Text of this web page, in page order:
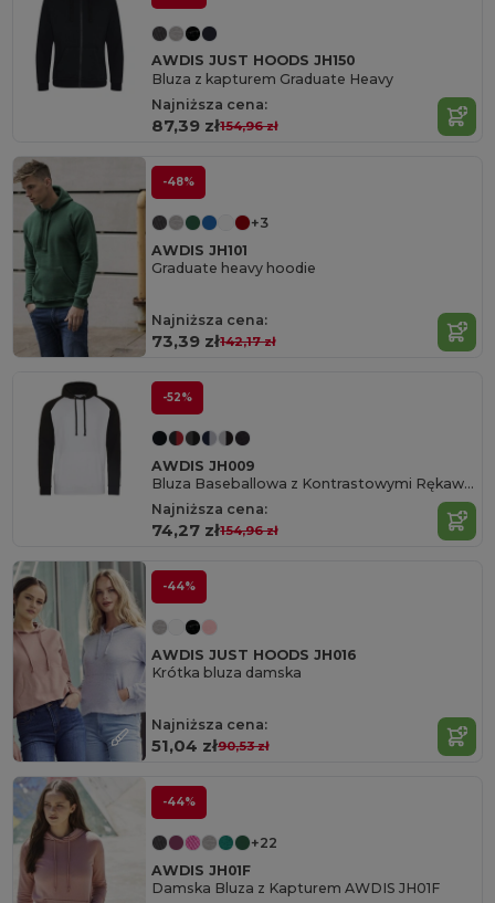
AWDIS JUST HOODS JH150
Bluza z kapturem Graduate Heavy
Najniższa cena:
87,39 zł154,96 zł
-48%
+3
AWDIS JH101
Graduate heavy hoodie
Najniższa cena:
73,39 zł142,17 zł
-52%
AWDIS JH009
Bluza Baseballowa z Kontrastowymi Rękawami
Najniższa cena:
74,27 zł154,96 zł
-44%
AWDIS JUST HOODS JH016
Krótka bluza damska
Najniższa cena:
51,04 zł90,53 zł
-44%
+22
AWDIS JH01F
Damska Bluza z Kapturem AWDIS JH01F